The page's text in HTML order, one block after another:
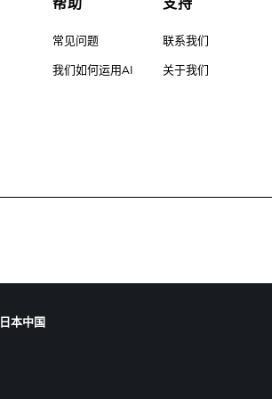
常见问题
我们如何运用AI
联系我们
关于我们
日本中国